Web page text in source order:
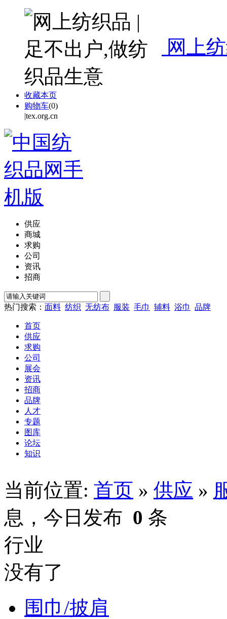
网上
收藏本页
购物车(0)
|tex.org.cn
供应
商城
求购
公司
资讯
招商
热门搜索： 面料 纺织 无纺布 服装 毛巾 辅料 浴巾 品牌
首页
供应
求购
公司
展会
资讯
招商
品牌
人才
专题
图库
论坛
知识
当前位置: 首页 » 供应 »
息，今日发布 0 条
行业
没有了
围巾/披肩